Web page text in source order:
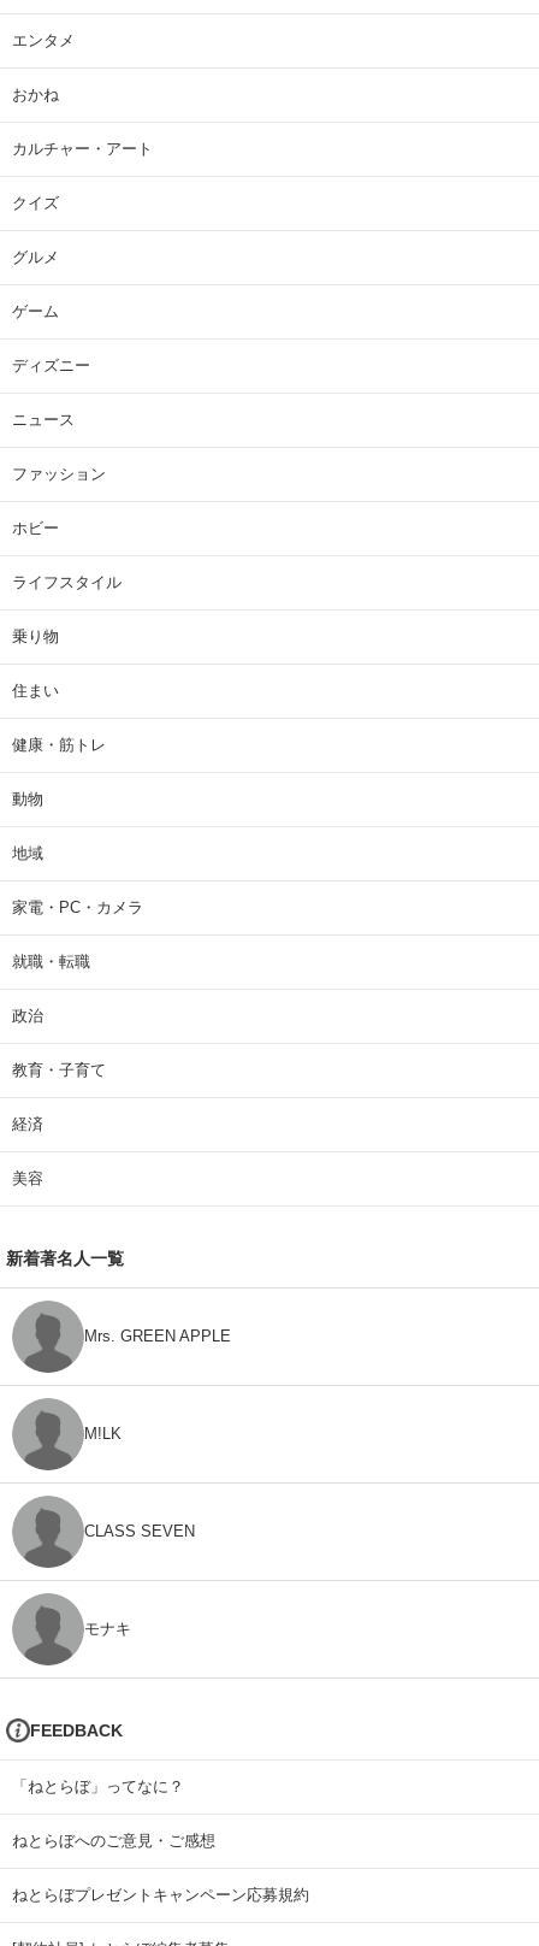
エンタメ
おかね
カルチャー・アート
クイズ
グルメ
ゲーム
ディズニー
ニュース
ファッション
ホビー
ライフスタイル
乗り物
住まい
健康・筋トレ
動物
地域
家電・PC・カメラ
就職・転職
政治
教育・子育て
経済
美容
新着著名人一覧
Mrs. GREEN APPLE
M!LK
CLASS SEVEN
モナキ
FEEDBACK
「ねとらぼ」ってなに？
ねとらぼへのご意見・ご感想
ねとらぼプレゼントキャンペーン応募規約